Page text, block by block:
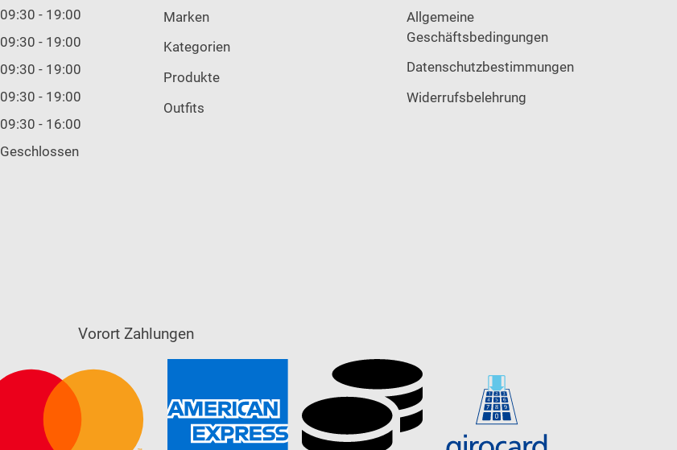
09:30 - 19:00
09:30 - 19:00
09:30 - 19:00
09:30 - 19:00
09:30 - 16:00
Geschlossen
Marken
Kategorien
Produkte
Outfits
Allgemeine
Geschäftsbedingungen
Datenschutzbestimmungen
Widerrufsbelehrung
Vorort Zahlungen